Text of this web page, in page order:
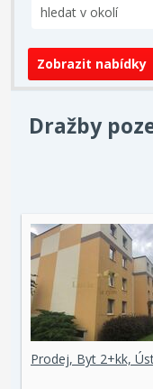
hledat v okolí
Dražby
Prodej, Byt 2+kk,